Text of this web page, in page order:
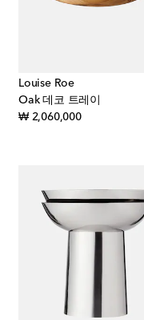
Louise Roe
Oak 데코 트레이
₩ 2,060,000original price